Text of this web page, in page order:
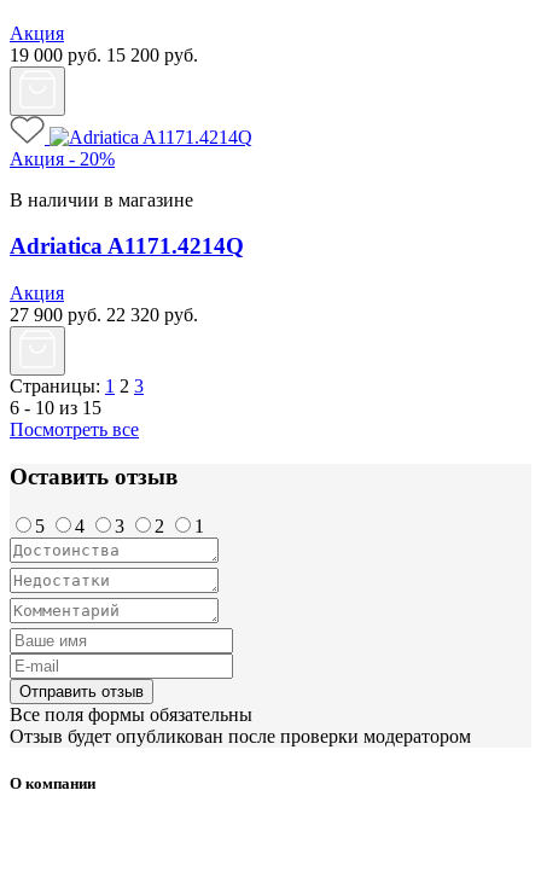
Акция
19 000 руб. 15 200 руб.
Акция - 20%
В наличии в магазине
Adriatica A1171.4214Q
Акция
27 900 руб. 22 320 руб.
Страницы: 1 2 3
6 - 10 из 15
Посмотреть все
Оставить отзыв
5 4 3 2 1
Отправить отзыв
Все поля формы обязательны
Отзыв будет опубликован после проверки модератором
О компании